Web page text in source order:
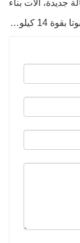
التالي : حفارة مدمجة سعة 2.8 طن بمحرك كوبوتا بقوة 14 كيلو وات